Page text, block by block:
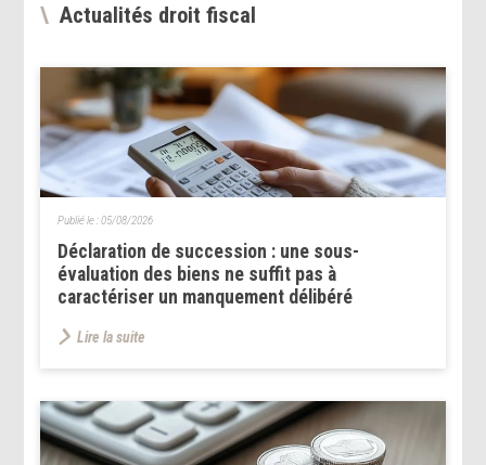
Actualités droit fiscal
Déclaration de succession : une sous-
évaluation des biens ne suffit pas à
caractériser un manquement délibéré
Publié le :05/08/2026
Lire la suite